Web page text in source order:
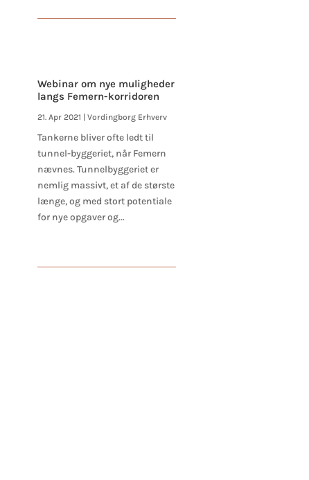
Webinar om nye muligheder
langs Femern-korridoren
21. Apr 2021 | Vordingborg Erhverv
Tankerne bliver ofte ledt til
tunnel-byggeriet, når Femern
nævnes. Tunnelbyggeriet er
nemlig massivt, et af de største
længe, og med stort potentiale
for nye opgaver og...